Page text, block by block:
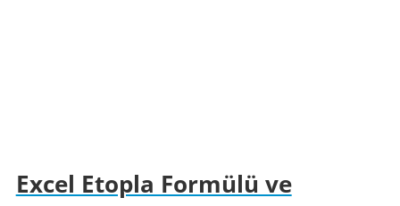
Excel Etopla Formülü ve